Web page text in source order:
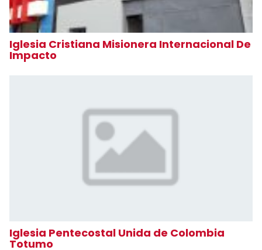
Iglesia Cristiana Misionera Internacional De
Impacto
Iglesia Pentecostal Unida de Colombia
Totumo